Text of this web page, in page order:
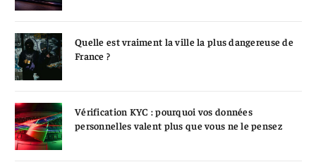
Quelle est vraiment la ville la plus dangereuse de
France ?
Vérification KYC : pourquoi vos données
personnelles valent plus que vous ne le pensez